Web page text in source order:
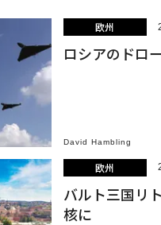
欧州
ロシアのドロ
David Hambling
欧州
バルト三国リ
核に